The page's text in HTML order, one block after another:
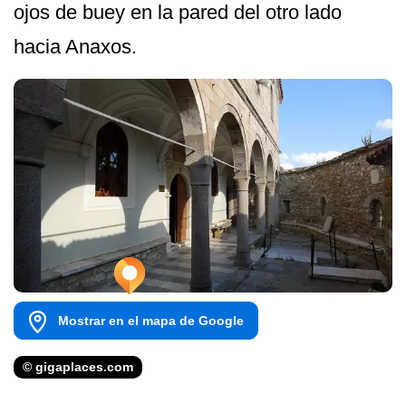
ojos de buey en la pared del otro lado
hacia Anaxos.
Mostrar en el mapa de Google
© gigaplaces.com